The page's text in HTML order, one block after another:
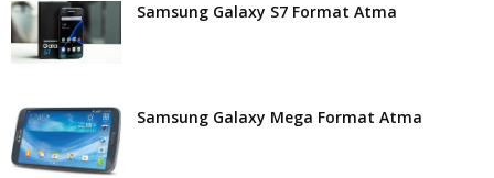
Samsung Galaxy S7 Format Atma
Samsung Galaxy Mega Format Atma